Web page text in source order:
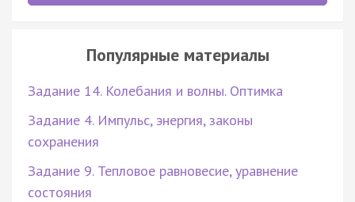
Популярные материалы
Задание 14. Колебания и волны. Оптимка
Задание 4. Импульс, энергия, законы
сохранения
Задание 9. Тепловое равновесие, уравнение
состояния